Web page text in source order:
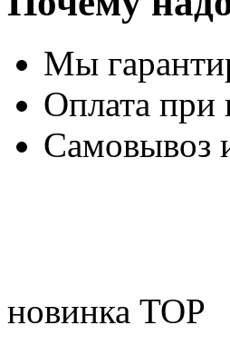
Мы
Оплата при
Самовывоз
новинка TOP